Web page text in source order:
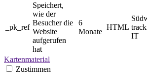
_pk_ref
Speichert,
wie der
Besucher die
Website
aufgerufen
hat
6
Monate
HTML
IT
Kartenmaterial
Zustimmen